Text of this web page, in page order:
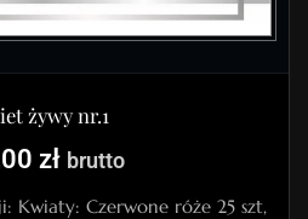
żywy nr.1
zł brutto
Kwiaty: Czerwone róże 25 szt,